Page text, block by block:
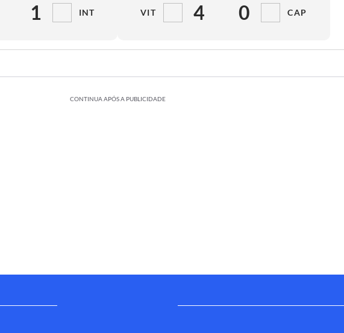
1 INT VIT 4 0 CAP
CONTINUA APÓS A PUBLICIDADE